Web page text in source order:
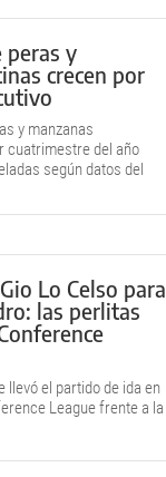
peras y
crecen por
y manzanas
cuatrimestre del año
según datos del
Lo Celso para
las perlitas
llevó el partido de ida en
League frente a la